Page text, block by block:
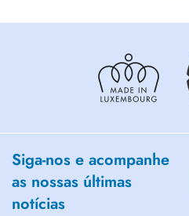
Siga-nos e acompanhe
as nossas últimas
notícias